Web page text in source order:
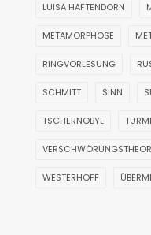
LUISA HAFTENDORN
METAMORPHOSE
RINGVORLESUNG
SCHMITT SINN
TSCHERNOBYL
WESTERHOFF